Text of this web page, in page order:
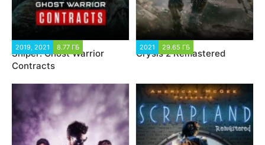
2019, 2021 8.77 ГБ
Sniper: Ghost Warrior
Contracts
2021 29.65 ГБ
Crysis 2 Remastered